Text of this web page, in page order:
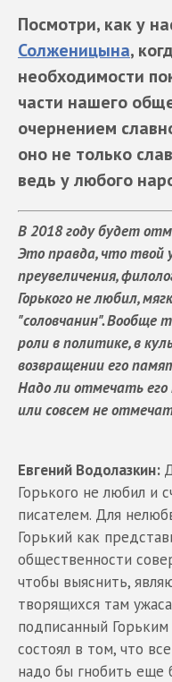
Посмотри, как у
Солженицына,
необходимости
части нашего
очернением
оно не только
ведь у любого
В 2018 году будет
Это правда, что твой
преувеличения,
Горького не любил,
"соловчанин". Вообще
роли в политике, в
возвращении его
Надо ли отмечать его
или совсем не
Евгений Водолазкин:
Горького не любил и
писателем. Для
Горький как
общественности
чтобы выяснить,
творящихся там
подписанный
состоял в том, что
надо бы гнобить еще